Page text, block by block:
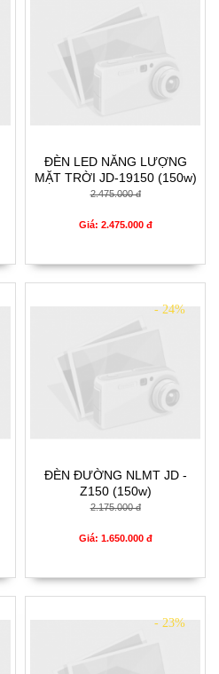
ĐÈN LED NĂNG LƯỢNG
MẶT TRỜI JD-19150 (150w)
2.475.000 đ
Giá: 2.475.000 đ
- 24%
ĐÈN ĐƯỜNG NLMT JD -
Z150 (150w)
2.175.000 đ
Giá: 1.650.000 đ
- 23%